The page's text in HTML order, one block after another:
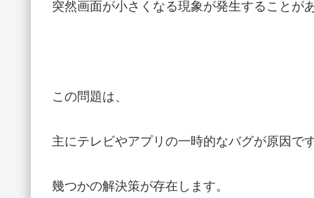
突然画面が小さくなる現象が発生することが
この問題は、
主にテレビやアプリの一時的なバグが原因です
幾つかの解決策が存在します。